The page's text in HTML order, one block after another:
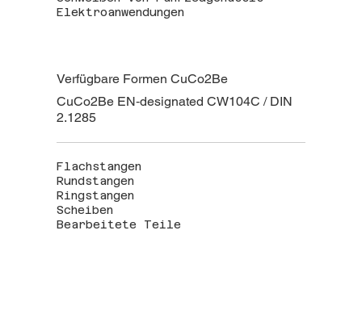
Elektroanwendungen
Verfügbare Formen CuCo2Be
CuCo2Be EN‑designated CW104C / DIN
2.1285
Flachstangen
Rundstangen
Ringstangen
Scheiben
Bearbeitete Teile